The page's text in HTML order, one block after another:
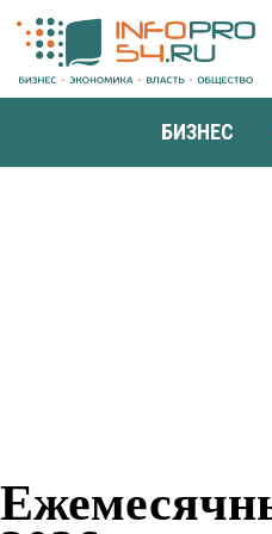
БИЗНЕС